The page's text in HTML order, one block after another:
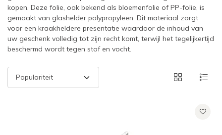
kopen. Deze folie, ook bekend als bloemenfolie of PP-folie, is
gemaakt van glashelder polypropyleen. Dit materiaal zorgt
voor een kraakheldere presentatie waardoor de inhoud van
uw geschenk volledig tot zijn recht komt, terwijl het tegelijkertijd
beschermd wordt tegen stof en vocht.